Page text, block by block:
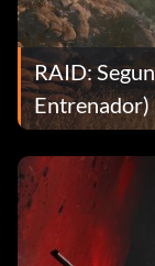
RAID:
Entrenador)